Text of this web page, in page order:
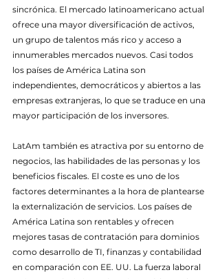
sincrónica. El mercado latinoamericano actual
ofrece una mayor diversificación de activos,
un grupo de talentos más rico y acceso a
innumerables mercados nuevos. Casi todos
los países de América Latina son
independientes, democráticos y abiertos a las
empresas extranjeras, lo que se traduce en una
mayor participación de los inversores.
LatAm también es atractiva por su entorno de
negocios, las habilidades de las personas y los
beneficios fiscales. El coste es uno de los
factores determinantes a la hora de plantearse
la externalización de servicios. Los países de
América Latina son rentables y ofrecen
mejores tasas de contratación para dominios
como desarrollo de TI, finanzas y contabilidad
en comparación con EE. UU. La fuerza laboral